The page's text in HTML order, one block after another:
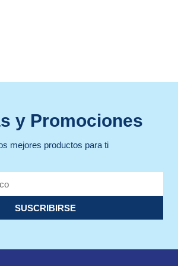
y Promociones
mejores productos para ti
SUSCRIBIRSE